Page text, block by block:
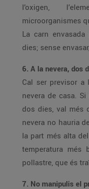
l’oxigen,
microorganismes
La carn
dies; sense
6. A la nevera, dos
Cal ser previsor a
nevera de casa.
dos dies, val més
nevera no hauria
la part més alta
temperatura més
pollastre, que és
7. No manipulis el